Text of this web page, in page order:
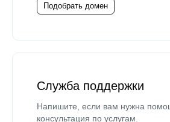
Подобрать домен
Служба поддержки
Напишите, если вам нужна
консультация по услугам.